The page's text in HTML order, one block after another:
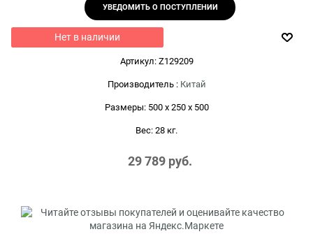
УВЕДОМИТЬ О ПОСТУПЛЕНИИ
Нет в наличии
Артикул: Z129209
Производитель : Китай
Размеры: 500 x 250 x 500
Вес: 28 кг.
29 789 руб.